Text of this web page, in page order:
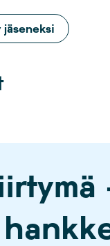
jäseneksi